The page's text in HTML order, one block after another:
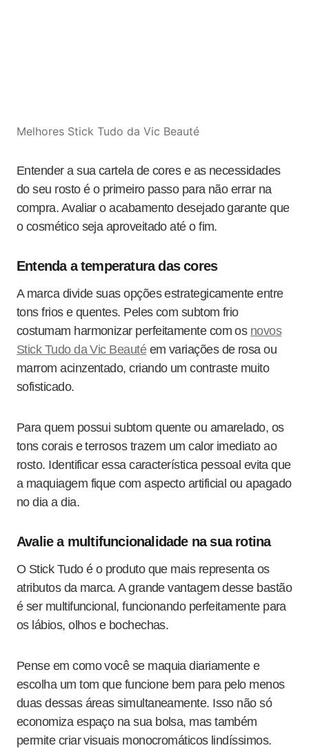
Melhores Stick Tudo da Vic Beauté
Entender a sua cartela de cores e as necessidades
do seu rosto é o primeiro passo para não errar na
compra. Avaliar o acabamento desejado garante que
o cosmético seja aproveitado até o fim.
Entenda a temperatura das cores
A marca divide suas opções estrategicamente entre
tons frios e quentes. Peles com subtom frio
costumam harmonizar perfeitamente com os novos
Stick Tudo daVicBeautéem variações de rosa ou
marrom acinzentado, criando um contraste muito
sofisticado.
Para quem possui subtom quente ou amarelado, os
tons corais e terrosos trazem um calor imediato ao
rosto. Identificar essa característica pessoal evita que
a maquiagem fique com aspecto artificial ou apagado
no dia a dia.
Avalie a multifuncionalidade na sua rotina
O Stick Tudo é o produto que mais representa os
atributos da marca. A grande vantagem desse bastão
é ser multifuncional, funcionando perfeitamente para
os lábios, olhos e bochechas.
Pense em como você se maquia diariamente e
escolha um tom que funcione bem para pelo menos
duas dessas áreas simultaneamente. Isso não só
economiza espaço na sua bolsa, mas também
permite criar visuais monocromáticos lindíssimos.